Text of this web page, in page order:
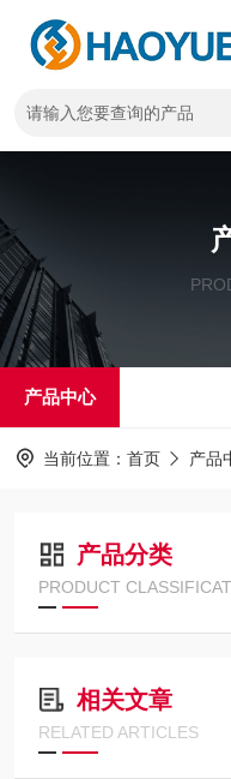
产品中心
当前位置： 首页 产品
产品分类
PRODUCT
相关文章
RELATED ARTICLES